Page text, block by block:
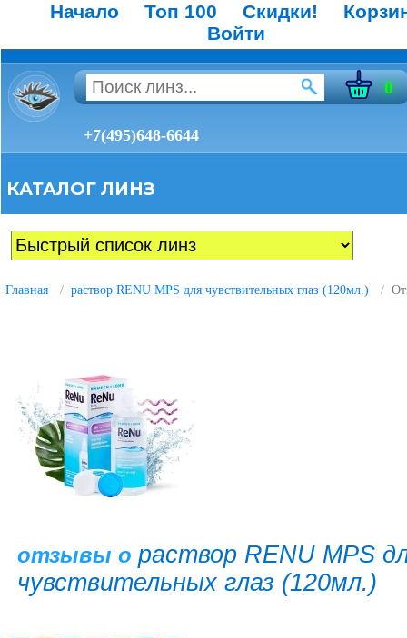
Начало Топ 100 Скидки!
Войти
0
+7(495)648-6644
КАТАЛОГ ЛИНЗ
Главная раствор RENU MPS для чувствительных глаз (120мл.)
отзывы о раствор RENU MPS
чувствительных глаз (120мл.)